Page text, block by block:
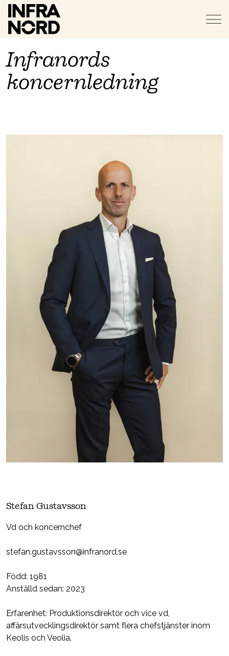
Infranords
koncernledning
Stefan Gustavsson
Vd och koncernchef
stefan.gustavsson@infranord.se
Född: 1981
Anställd sedan: 2023
Erfarenhet: Produktionsdirektör och vice vd,
affärsutvecklingsdirektör samt flera chefstjänster inom
Keolis och Veolia.